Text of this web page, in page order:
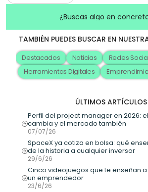
¿Buscas algo en
TAMBIÉN PUEDES BUSCAR EN
Destacados Noticias Redes
Herramientas Digitales
ÚLTIMOS ARTÍCULOS
Perfil del project manager en 2026:
cambia y el mercado también
07/07/26
SpaceX ya cotiza en bolsa: qué
de la historia a cualquier inversor
29/6/26
Cinco videojuegos que te enseñan
un emprendedor
23/6/26